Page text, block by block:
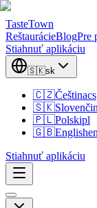
TasteTown
ReštaurácieBlogPre
Stiahnuť aplikáciu
🇸🇰sk
🇨🇿Češtinacs
🇸🇰
🇵🇱Polskipl
🇬🇧Englishen
Stiahnuť aplikáciu